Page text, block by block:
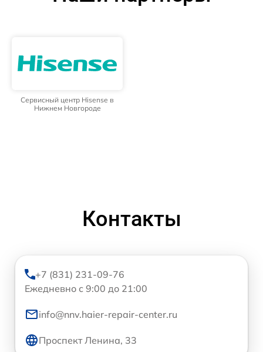
Сервисный центр Hisense в
Нижнем Новгороде
Контакты
+7 (831) 231-09-76
Ежедневно с 9:00 до 21:00
info@nnv.haier-repair-center.ru
Проспект Ленина, 33